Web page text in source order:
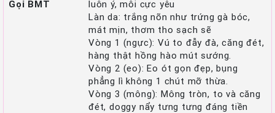
Gọi BMT
luôn ý, môi cực yêu
Làn da: trắng nõn như trứng gà bóc,
mát mịn, thơm tho sạch sẽ
Vòng 1 (ngực): Vú to đẫy đà, căng đét,
hàng thật hồng hào mút sướng.
Vòng 2 (eo): Eo ót gọn đẹp, bụng
phẳng lì không 1 chút mỡ thừa.
Vòng 3 (mông): Mông tròn, to và căng
đét, doggy nẩy tưng tưng đáng tiền